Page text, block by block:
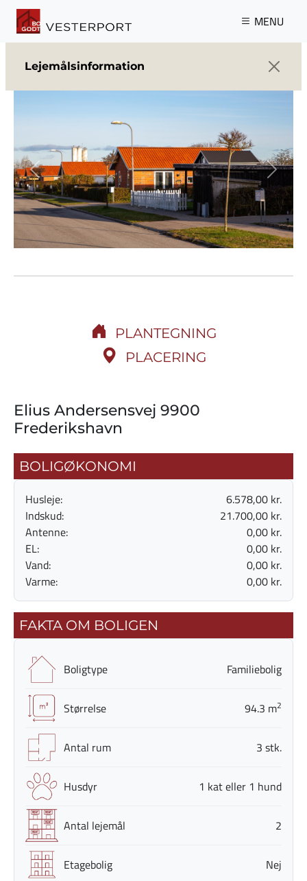
Gå til hovedindhold
MENU
Lejemålsinformation
Elius Andersensvej 9900
Frederikshavn
BOLIGØKONOMI
Husleje:
6.578,00 kr.
Indskud:
21.700,00 kr.
Antenne:
0,00 kr.
EL:
0,00 kr.
Vand:
0,00 kr.
Varme:
0,00 kr.
FAKTA OM BOLIGEN
Boligtype Familiebolig
Størrelse 94.3 m2
Antal rum 3 stk.
Husdyr 1 kat eller 1 hund
Antal lejemål 2
Etagebolig Nej
Previous Next
PLANTEGNING
PLACERING